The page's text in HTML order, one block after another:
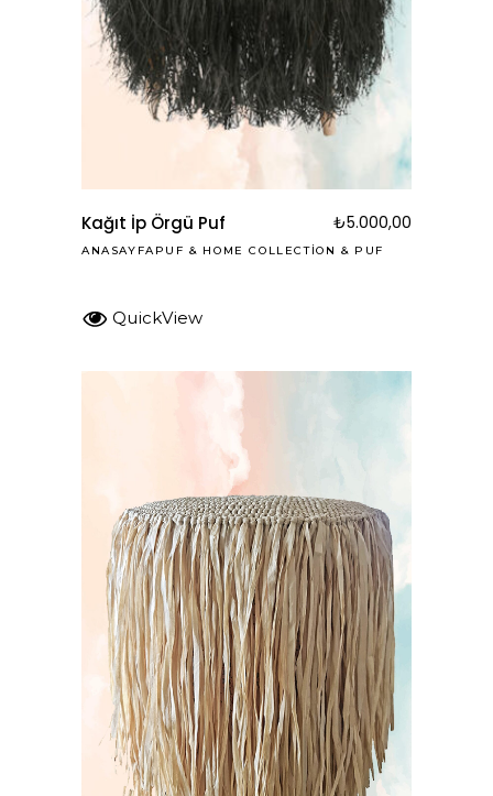
Kağıt İp Örgü Puf ₺5.000,00
ANASAYFAPUF & HOME COLLECTION & PUF
QuickView